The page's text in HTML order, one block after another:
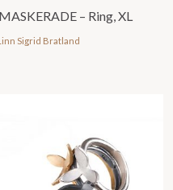
MASKERADE – Ring, XL
Sigrid Bratland